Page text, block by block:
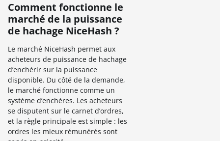
Comment fonctionne le
marché de la puissance
de hachage NiceHash ?
Le marché NiceHash permet aux
acheteurs de puissance de hachage
d’enchérir sur la puissance
disponible. Du côté de la demande,
le marché fonctionne comme un
système d’enchères. Les acheteurs
se disputent sur le carnet d’ordres,
et la règle principale est simple : les
ordres les mieux rémunérés sont